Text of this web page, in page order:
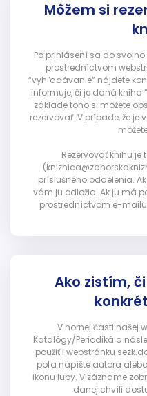
Môžem si
Po prihlásení sa do
prostredníctvom
“vyhľadávanie” nájdete
informuje, či je daná kniha
základe toho si môžete
rezervovať. V prípade, že
Rezervovať knihu
príslušného oddelenia.
vám ju odložia. Ak ju má
prostredníctvom e-
Ako zistím,
V hornej časti našej
Katalógy/Periodiká a
použiť i webstránku
poľa napíšte autora
ikonu lupy. V zázname
danej chvíli